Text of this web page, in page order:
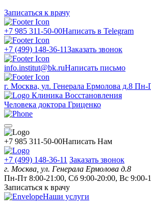
Записаться к врачу
+7 985 311-50-00Написать в Telegram
+7 (499) 148-36-11Заказать звонок
info.institut@bk.ruНаписать письмо
г. Москва, ул. Генерала Ермолова д.8 Пн-
Клиника Восстановления
Человека доктора Гриценко
+7 985 311-50-00Написать Нам
+7 (499) 148-36-11 Заказать звонок
г. Москва, ул. Генерала Ермолова д.8
Пн-Пт 8:00-21:00, Сб 9:00-20:00, Вс 9:00-
Записаться к врачу
Наши услуги